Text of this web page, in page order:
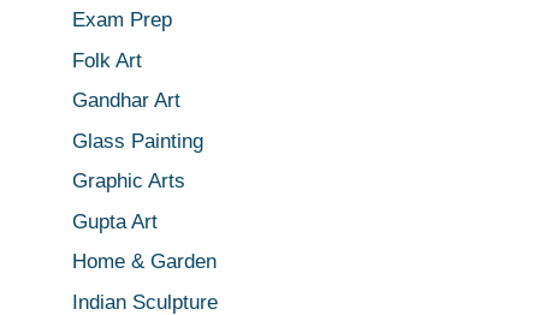
Exam Prep
Folk Art
Gandhar Art
Glass Painting
Graphic Arts
Gupta Art
Home & Garden
Indian Sculpture